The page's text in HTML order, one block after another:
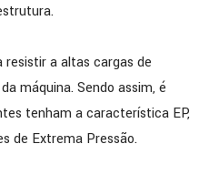
resistir a altas cargas de
máquina. Sendo assim, é
tenham a característica EP,
de Extrema Pressão.